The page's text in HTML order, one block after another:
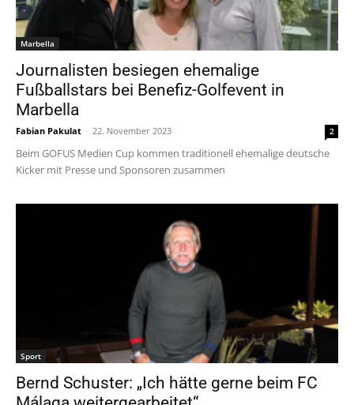
Marbella
Journalisten besiegen ehemalige
Fußballstars bei Benefiz-Golfevent in
Marbella
Fabian Pakulat - 22. November 2023 2
Beim GOFUS Medien Cup kommen traditionell ehemalige deutsche
Kicker mit Presse und Sponsoren zusammen
Sport
Bernd Schuster: „Ich hätte gerne beim FC